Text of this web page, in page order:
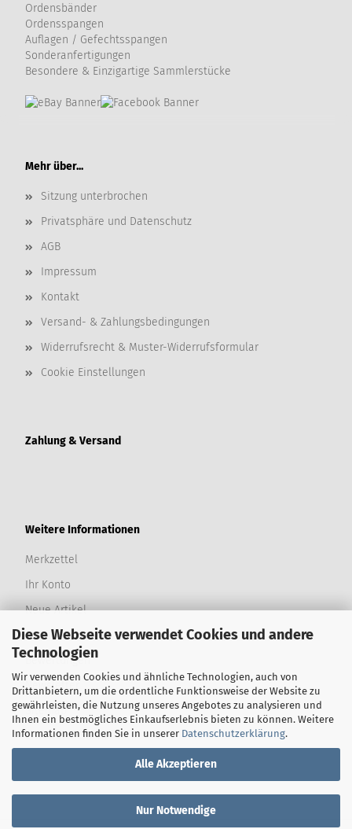
Diese Webseite verwendet Cookies und andere
Technologien
Wir verwenden Cookies und ähnliche Technologien, auch von
Drittanbietern, um die ordentliche Funktionsweise der Website zu
gewährleisten, die Nutzung unseres Angebotes zu analysieren und
Ihnen ein bestmögliches Einkaufserlebnis bieten zu können. Weitere
Informationen finden Sie in unserer Datenschutzerklärung.
Alle Akzeptieren
Nur Notwendige
Ordensbänder
Ordensspangen
Auflagen / Gefechtsspangen
Sonderanfertigungen
Besondere & Einzigartige Sammlerstücke
Mehr über...
Sitzung unterbrochen
Privatsphäre und Datenschutz
AGB
Impressum
Kontakt
Versand- & Zahlungsbedingungen
Widerrufsrecht & Muster-Widerrufsformular
Cookie Einstellungen
Zahlung & Versand
Weitere Informationen
Merkzettel
Ihr Konto
Neue Artikel
Produktwünsche
Bewertungen
Newsletter
Sitemap
Erweiterte Suche